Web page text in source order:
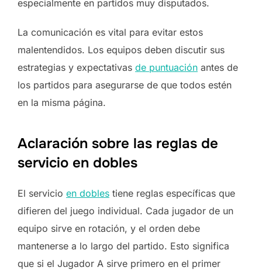
especialmente en partidos muy disputados.
La comunicación es vital para evitar estos
malentendidos. Los equipos deben discutir sus
estrategias y expectativas de puntuación antes de
los partidos para asegurarse de que todos estén
en la misma página.
Aclaración sobre las reglas de
servicio en dobles
El servicio en dobles tiene reglas específicas que
difieren del juego individual. Cada jugador de un
equipo sirve en rotación, y el orden debe
mantenerse a lo largo del partido. Esto significa
que si el Jugador A sirve primero en el primer